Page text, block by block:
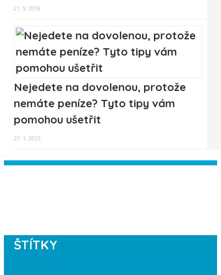
21. 5. 2018
Nejedete na dovolenou, protože
nemáte peníze? Tyto tipy vám
pomohou ušetřit
27. 1. 2025
ŠTÍTKY